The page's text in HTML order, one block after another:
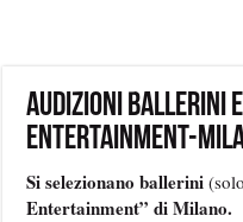
Audizioni ballerini
Entertainment-
Si selezionano ballerini
Entertainment” di Milano.